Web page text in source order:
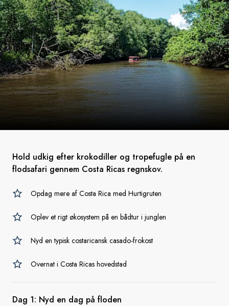
Hold udkig efter krokodiller og tropefugle på en
flodsafari gennem Costa Ricas regnskov.
Opdag mere af Costa Rica med Hurtigruten
Oplev et rigt økosystem på en bådtur i junglen
Nyd en typisk costaricansk casado-frokost
Overnat i Costa Ricas hovedstad
Dag 1: Nyd en dag på floden